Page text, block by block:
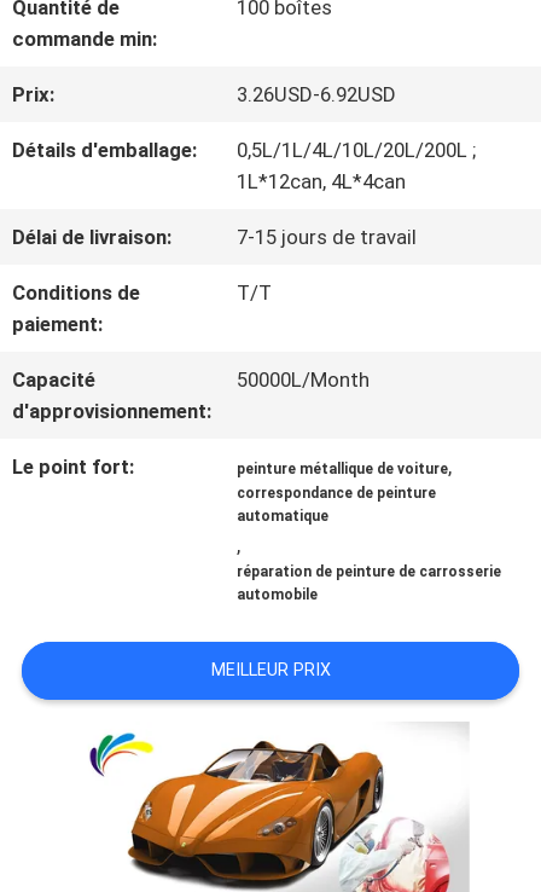
D'USINE
LA
QUALITÉ
CONTACT
NOUVELLES
SOUMISSION
SITEMAP
POLITIQUE
Quantité de
commande min:
100 boîtes
Prix: 3.26USD-6.92USD
Détails d'emballage:
0,5L/1L/4L/10L/20L/200L ;
1L*12can, 4L*4can
Délai de livraison: 7-15 jours de travail
Conditions de
paiement:
T/T
Capacité
d'approvisionnement:
50000L/Month
Le point fort: peinture métallique de voiture,
correspondance de peinture
automatique
,
réparation de peinture de carrosserie
automobile
MEILLEUR PRIX